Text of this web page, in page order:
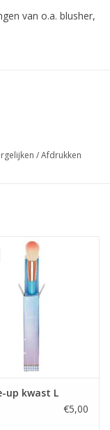
van o.a. blusher,
/Afdrukken
up kwast L
€5,00